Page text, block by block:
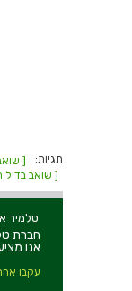
תגיות: [
[ שואב בדיל
טלמיר
אנו
עקבו